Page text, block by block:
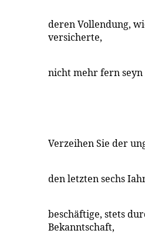
deren Vollendung,
versicherte,
nicht mehr fern seyn
Verzeihen Sie der
den letzten sechs
beschäftige, stets
Bekanntschaft,